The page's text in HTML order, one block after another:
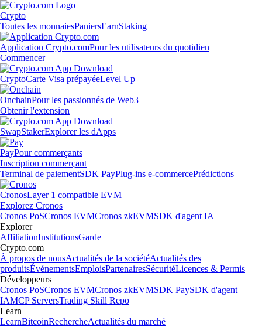
Crypto
Toutes les monnaiesPaniersEarnStaking
Application Crypto.comPour les utilisateurs du quotidien
Commencer
CryptoCarte Visa prépayéeLevel Up
OnchainPour les passionnés de Web3
Obtenir l'extension
SwapStakerExplorer les dApps
PayPour commerçants
Inscription commerçant
Terminal de paiementSDK PayPlug-ins e-commercePrédictions
CronosLayer 1 compatible EVM
Explorez Cronos
Cronos PoSCronos EVMCronos zkEVMSDK d'agent IA
Explorer
AffiliationInstitutionsGarde
Crypto.com
À propos de nousActualités de la sociétéActualités des
produitsÉvénementsEmploisPartenairesSécuritéLicences & Permis
Développeurs
Cronos PoSCronos EVMCronos zkEVMSDK PaySDK d'agent
IAMCP ServersTrading Skill Repo
Learn
LearnBitcoinRechercheActualités du marché